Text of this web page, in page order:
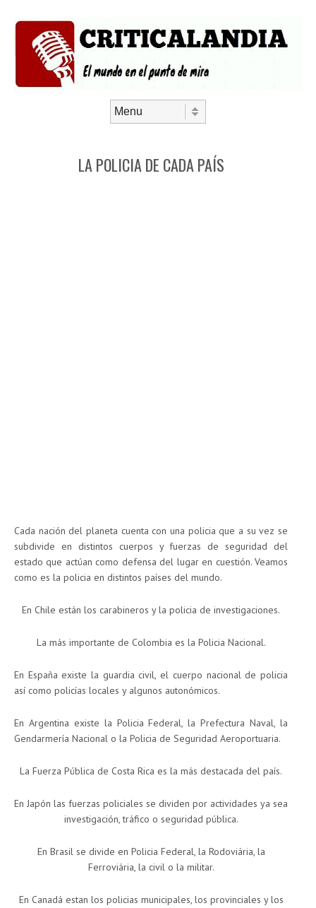
LA POLICIA DE CADA PAÍS
Cada nación del planeta cuenta con una policia que a su vez se
subdivide en distintos cuerpos y fuerzas de seguridad del
estado que actúan como defensa del lugar en cuestión. Veamos
como es la policia en distintos países del mundo.
En Chile están los carabineros y la policia de investigaciones.
La más importante de Colombia es la Policia Nacional.
En España existe la guardia civil, el cuerpo nacional de policia
así como policías locales y algunos autonómicos.
En Argentina existe la Policia Federal, la Prefectura Naval, la
Gendarmería Nacional o la Policia de Seguridad Aeroportuaria.
La Fuerza Pública de Costa Rica es la más destacada del país.
En Japón las fuerzas policiales se dividen por actividades ya sea
investigación, tráfico o seguridad pública.
En Brasil se divide en Policia Federal, la Rodoviária, la
Ferroviária, la civil o la militar.
En Canadá estan los policias municipales, los provinciales y los